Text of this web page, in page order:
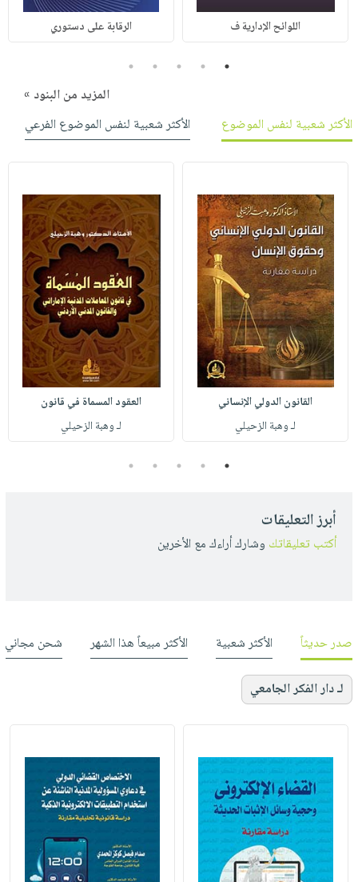
اللوائح الإدارية ف الرقابة على دستوري
1
2
3
4
5
المزيد من البنود »
الأكثر شعبية لنفس الموضوع
الأكثر شعبية لنفس الموضوع الفرعي
القانون الدولي الإنساني
لـ وهبة الزحيلي
العقود المسماة في قانون
لـ وهبة الزحيلي
1
2
3
4
5
أبرز التعليقات
أكتب تعليقاتك وشارك أراءك مع الأخرين
صدر حديثاً الأكثر شعبية الأكثر مبيعاً هذا الشهر شحن مجاني
لـ دار الفكر الجامعي